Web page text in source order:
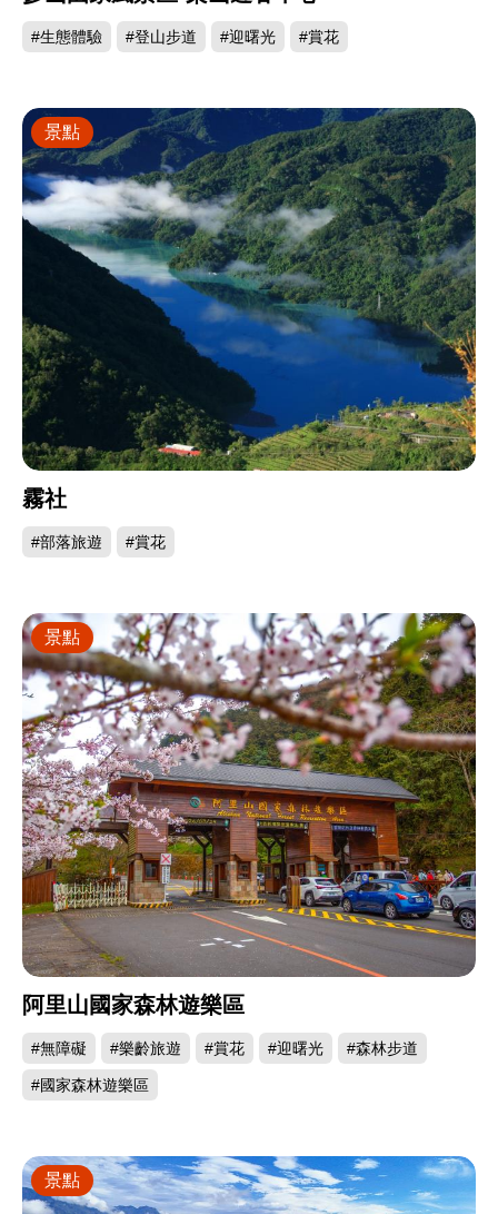
#生態體驗 #登山步道 #迎曙光 #賞花
霧社
#部落旅遊 #賞花
景點
阿里山國家森林遊樂區
#無障礙 #樂齡旅遊 #賞花 #迎曙光 #森林步道
#國家森林遊樂區
景點
景點